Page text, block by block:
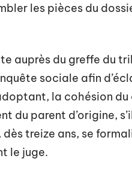
les pièces du
auprès du greffe du
sociale afin
la cohésion
du parent d’origine,
treize ans, se
le juge.